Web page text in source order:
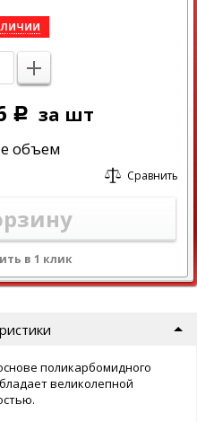
Р за шт
объем
Сравнить
в 1 клик
поликарбомидного
великолепной